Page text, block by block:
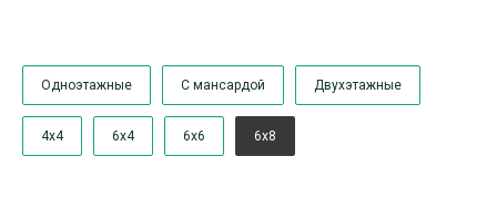
Одноэтажные С мансардой Двухэтажные
4х4 6х4 6х6 6х8